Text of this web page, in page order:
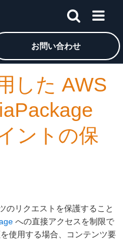
ホームページに戻るには、こ
お問い合わせ
した AWS
ントの保
のリクエストを保護すること
への直接アクセスを制限で
使用する場合、コンテンツ要